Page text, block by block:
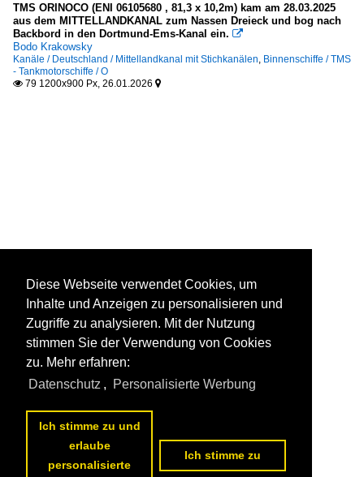
TMS ORINOCO (ENI 06105680 , 81,3 x 10,2m) kam am 28.03.2025
aus dem MITTELLANDKANAL zum Nassen Dreieck und bog nach
Backbord in den Dortmund-Ems-Kanal ein. 
Bodo Krakowsky
Kanäle / Deutschland / Mittellandkanal mit Stichkanälen, Binnenschiffe / TMS
- Tankmotorschiffe / O
 79 1200x900 Px, 26.01.2026 
Diese Webseite verwendet Cookies, um
Inhalte und Anzeigen zu personalisieren und
Zugriffe zu analysieren. Mit der Nutzung
stimmen Sie der Verwendung von Cookies
zu. Mehr erfahren:
Datenschutz , Personalisierte Werbung
Ich stimme zu und
erlaube
personalisierte
Ich stimme zu